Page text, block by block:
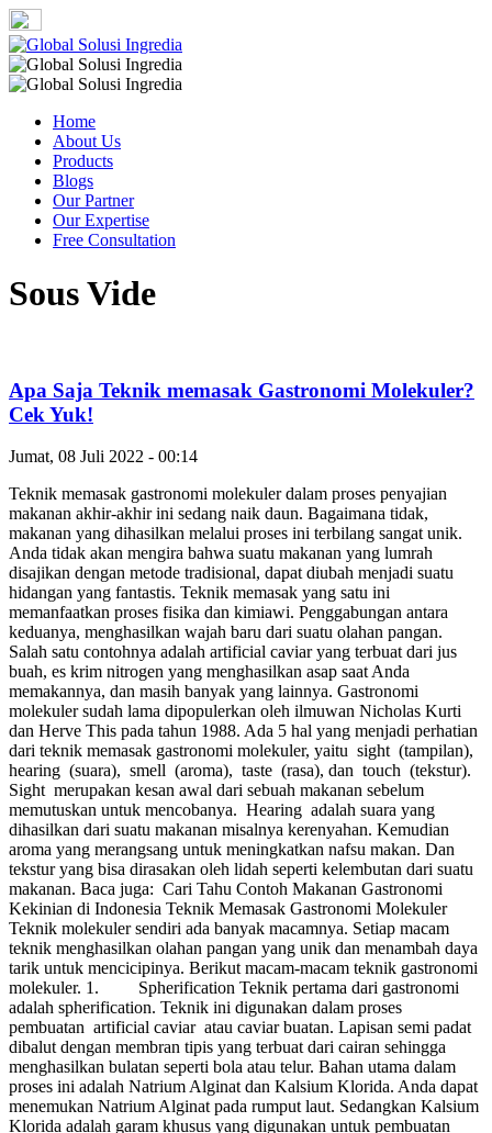
Home
About Us
Products
Blogs
Our Partner
Our Expertise
Free Consultation
Sous Vide
Apa Saja Teknik memasak Gastronomi Molekuler?
Cek Yuk!
Jumat, 08 Juli 2022 - 00:14
Teknik memasak gastronomi molekuler dalam proses penyajian
makanan akhir-akhir ini sedang naik daun. Bagaimana tidak,
makanan yang dihasilkan melalui proses ini terbilang sangat unik.
Anda tidak akan mengira bahwa suatu makanan yang lumrah
disajikan dengan metode tradisional, dapat diubah menjadi suatu
hidangan yang fantastis. Teknik memasak yang satu ini
memanfaatkan proses fisika dan kimiawi. Penggabungan antara
keduanya, menghasilkan wajah baru dari suatu olahan pangan.
Salah satu contohnya adalah artificial caviar yang terbuat dari jus
buah, es krim nitrogen yang menghasilkan asap saat Anda
memakannya, dan masih banyak yang lainnya. Gastronomi
molekuler sudah lama dipopulerkan oleh ilmuwan Nicholas Kurti
dan Herve This pada tahun 1988. Ada 5 hal yang menjadi perhatian
dari teknik memasak gastronomi molekuler, yaitu sight (tampilan),
hearing (suara), smell (aroma), taste (rasa), dan touch (tekstur).
Sight merupakan kesan awal dari sebuah makanan sebelum
memutuskan untuk mencobanya. Hearing adalah suara yang
dihasilkan dari suatu makanan misalnya kerenyahan. Kemudian
aroma yang merangsang untuk meningkatkan nafsu makan. Dan
tekstur yang bisa dirasakan oleh lidah seperti kelembutan dari suatu
makanan. Baca juga: Cari Tahu Contoh Makanan Gastronomi
Kekinian di Indonesia Teknik Memasak Gastronomi Molekuler
Teknik molekuler sendiri ada banyak macamnya. Setiap macam
teknik menghasilkan olahan pangan yang unik dan menambah daya
tarik untuk mencicipinya. Berikut macam-macam teknik gastronomi
molekuler. 1. Spherification Teknik pertama dari gastronomi
adalah spherification. Teknik ini digunakan dalam proses
pembuatan artificial caviar atau caviar buatan. Lapisan semi padat
dibalut dengan membran tipis yang terbuat dari cairan sehingga
menghasilkan bulatan seperti bola atau telur. Bahan utama dalam
proses ini adalah Natrium Alginat dan Kalsium Klorida. Anda dapat
menemukan Natrium Alginat pada rumput laut. Sedangkan Kalsium
Klorida adalah garam khusus yang digunakan untuk pembuatan